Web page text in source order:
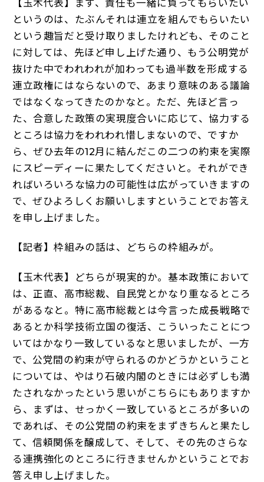
【玉木代表】まず、責任も一緒に負ってもらいたい
というのは、たぶんそれは連立を組んでもらいたい
という趣旨だと受け取りましたけれども、そのこと
に対しては、先ほど申し上げた通り、もう公明党が
抜けた中でわれわれが加わっても過半数を形成する
連立政権にはならないので、あまり意味のある議論
ではなくなってきたのかなと。ただ、先ほど言っ
た、合意した政策の実現度合いに応じて、協力する
ところは協力をわれわれ惜しまないので、ですか
ら、ぜひ去年の12月に結んだこの二つの約束を実際
にスピーディーに果たしてくださいと。それができ
ればいろいろな協力の可能性は広がっていきますの
で、ぜひよろしくお願いしますということでお答え
を申し上げました。
【記者】枠組みの話は、どちらの枠組みが。
【玉木代表】どちらが現実的か。基本政策において
は、正直、高市総裁、自民党とかなり重なるところ
があるなと。特に高市総裁とは今言った成長戦略で
あるとか科学技術立国の復活、こういったことにつ
いてはかなり一致しているなと思いましたが、一方
で、公党間の約束が守られるのかどうかということ
については、やはり石破内閣のときには必ずしも満
たされなかったという思いがこちらにもありますか
ら、まずは、せっかく一致しているところが多いの
であれば、その公党間の約束をまずきちんと果たし
て、信頼関係を醸成して、そして、その先のさらな
る連携強化のところに行きませんかということでお
答え申し上げました。